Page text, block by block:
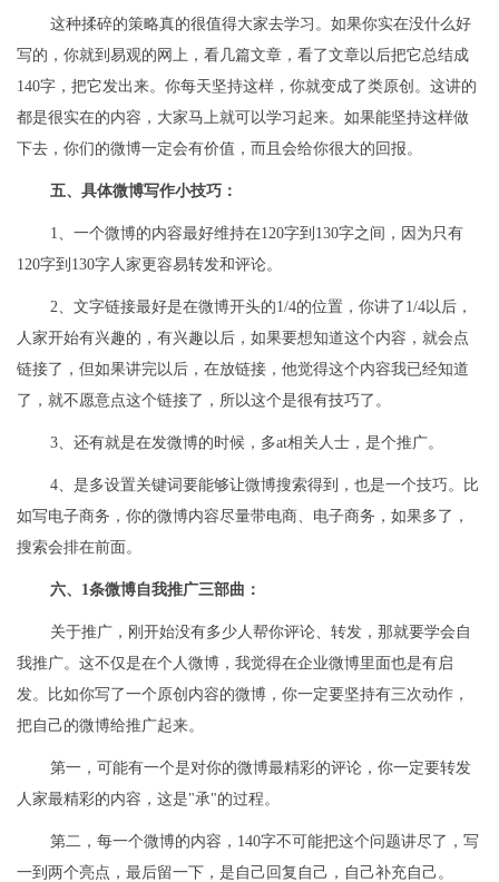
这种揉碎的策略真的很值得大家去学习。如果你实在没什么好
写的，你就到易观的网上，看几篇文章，看了文章以后把它总结成
140字，把它发出来。你每天坚持这样，你就变成了类原创。这讲的
都是很实在的内容，大家马上就可以学习起来。如果能坚持这样做
下去，你们的微博一定会有价值，而且会给你很大的回报。
五、具体微博写作小技巧：
1、一个微博的内容最好维持在120字到130字之间，因为只有
120字到130字人家更容易转发和评论。
2、文字链接最好是在微博开头的1/4的位置，你讲了1/4以后，
人家开始有兴趣的，有兴趣以后，如果要想知道这个内容，就会点
链接了，但如果讲完以后，在放链接，他觉得这个内容我已经知道
了，就不愿意点这个链接了，所以这个是很有技巧了。
3、还有就是在发微博的时候，多at相关人士，是个推广。
4、是多设置关键词要能够让微博搜索得到，也是一个技巧。比
如写电子商务，你的微博内容尽量带电商、电子商务，如果多了，
搜索会排在前面。
六、1条微博自我推广三部曲：
关于推广，刚开始没有多少人帮你评论、转发，那就要学会自
我推广。这不仅是在个人微博，我觉得在企业微博里面也是有启
发。比如你写了一个原创内容的微博，你一定要坚持有三次动作，
把自己的微博给推广起来。
第一，可能有一个是对你的微博最精彩的评论，你一定要转发
人家最精彩的内容，这是"承"的过程。
第二，每一个微博的内容，140字不可能把这个问题讲尽了，写
一到两个亮点，最后留一下，是自己回复自己，自己补充自己。